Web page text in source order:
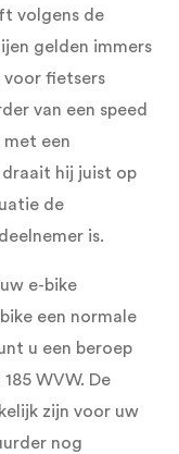
volgens de
gelden immers
voor fietsers
van een speed
een
hij juist op
de
is.
e-bike
een normale
u een beroep
WVW. De
zijn voor uw
nog